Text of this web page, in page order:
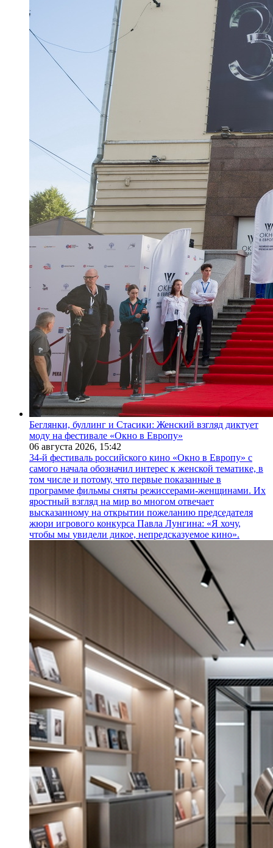
Беглянки, буллинг и Стасики: Женский взгляд диктует
моду на фестивале «Окно в Европу»
06 августа 2026, 15:42
34-й фестиваль российского кино «Окно в Европу» с
самого начала обозначил интерес к женской тематике, в
том числе и потому, что первые показанные в
программе фильмы сняты режиссерами-женщинами. Их
яростный взгляд на мир во многом отвечает
высказанному на открытии пожеланию председателя
жюри игрового конкурса Павла Лунгина: «Я хочу,
чтобы мы увидели дикое, непредсказуемое кино».